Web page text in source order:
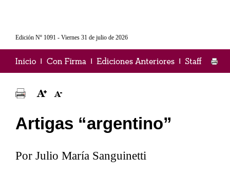
Edición Nº 1091 - Viernes 31 de julio de 2026
Artigas “argentino”
Por Julio María Sanguinetti